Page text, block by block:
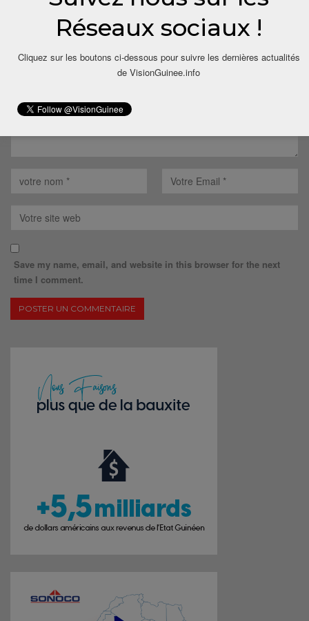
Votre adresse email ne sera pas publiée.
Save my name, email, and website in this browser for the next
time I comment.
Réseaux sociaux !
Cliquez sur les boutons ci-dessous pour suivre les dernières actualités
de VisionGuinee.info